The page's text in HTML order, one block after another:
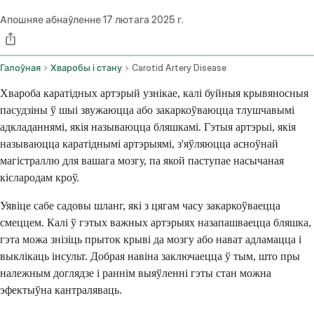
Апошняе абнаўленне17 лютага 2025 г.
Галоўная Хваробы і стану Carotid Artery Disease
Хвароба каратідных артэрый узнікае, калі буйныя крывяносныя
пасудзіны ў шыі звужаюцца або закаркоўваюцца тлушчавымі
адкладаннямі, якія называюцца бляшкамі. Гэтыя артэрыі, якія
называюцца каратіднымі артэрыямі, з'яўляюцца асноўнай
магістраллю для вашага мозгу, па якой паступае насычаная
кіслародам кроў.
Уявіце сабе садовы шланг, які з цягам часу закаркоўваецца
смеццем. Калі ў гэтых важных артэрыях назапашваецца бляшка,
гэта можа знізіць прыток крыві да мозгу або нават адламацца і
выклікаць інсульт. Добрая навіна заключаецца ў тым, што пры
належным доглядзе і раннім выяўленні гэты стан можна
эфектыўна кантраляваць.